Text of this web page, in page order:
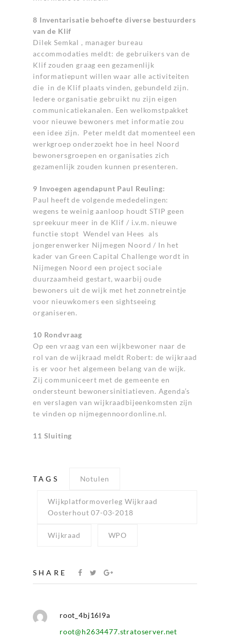
8 Inventarisatie behoefte diverse bestuurders
van de Klif
Dilek Semkal , manager bureau
accommodaties meldt: de gebruikers van de
Klif zouden graag een gezamenlijk
informatiepunt willen waar alle activiteiten
die in de Klif plaats vinden, gebundeld zijn.
Iedere organisatie gebruikt nu zijn eigen
communicatiekanalen. Een welkomstpakket
voor nieuwe bewoners met informatie zou
een idee zijn. Peter meldt dat momenteel een
werkgroep onderzoekt hoe in heel Noord
bewonersgroepen en organisaties zich
gezamenlijk zouden kunnen presenteren.
9 Invoegen agendapunt Paul Reuling:
Paul heeft de volgende mededelingen:
wegens te weinig aanloop houdt STIP geen
spreekuur meer in de Klif / i.v.m. nieuwe
functie stopt Wendel van Hees als
jongerenwerker Nijmegen Noord / In het
kader van Green Capital Challenge wordt in
Nijmegen Noord een project sociale
duurzaamheid gestart, waarbij oude
bewoners uit de wijk met het zonnetreintje
voor nieuwkomers een sightseeing
organiseren.
10 Rondvraag
Op een vraag van een wijkbewoner naar de
rol van de wijkraad meldt Robert: de wijkraad
is er voor het algemeen belang van de wijk.
Zij communiceert met de gemeente en
ondersteunt bewonersinitiatieven. Agenda’s
en verslagen van wijkraadbijeenkomsten zijn
te vinden op nijmegennoordonline.nl.
11 Sluiting
TAGS Notulen
Wijkplatformoverleg Wijkraad
Oosterhout 07-03-2018
Wijkraad WPO
SHARE
root_4bj16l9a
root@h2634477.stratoserver.net